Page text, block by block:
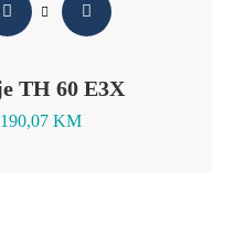
TH 60 E3X
190,07 KM